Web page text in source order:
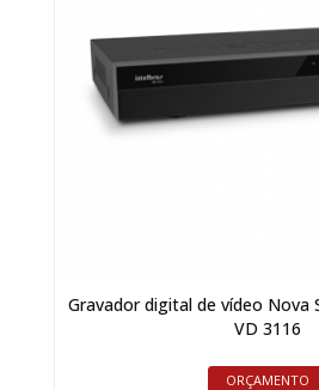
Gravador digital de vídeo Nova
VD 3116
ORÇAMENTO